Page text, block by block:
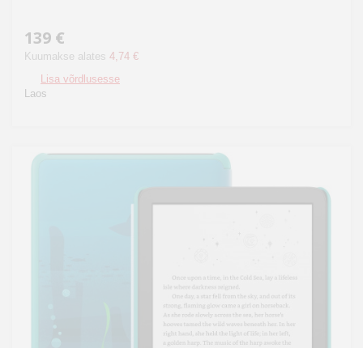
139 €
Kuumakse alates 4,74 €
Lisa võrdlusesse
Laos